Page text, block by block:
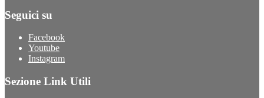
Seguici su
Facebook
Youtube
Instagram
Sezione Link Utili